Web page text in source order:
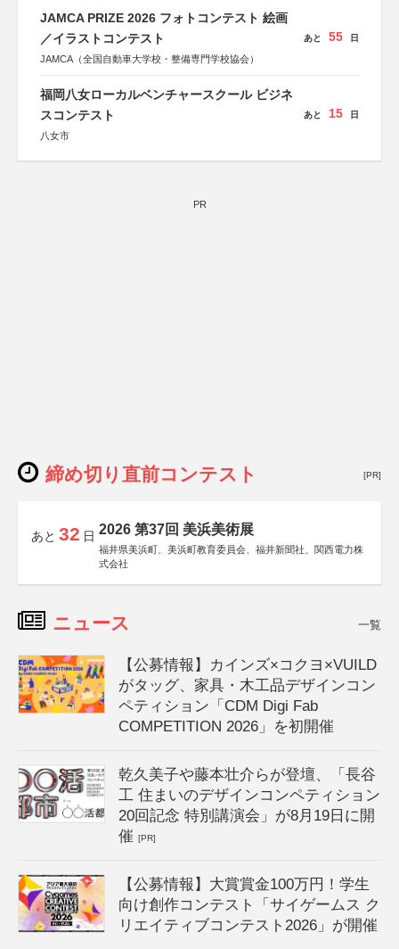
JAMCA PRIZE 2026 フォトコンテスト 絵画
／イラストコンテスト
JAMCA（全国自動車大学校・整備専門学校協会）
あと 55 日
福岡八女ローカルベンチャースクール ビジネ
スコンテスト
八女市
あと 15 日
PR
締め切り直前コンテスト [PR]
あと 32 日 2026 第37回 美浜美術展
福井県美浜町、美浜町教育委員会、福井新聞社、関西電力株
式会社
ニュース 一覧
【公募情報】カインズ×コクヨ×VUILD
がタッグ、家具・木工品デザインコン
ペティション「CDM Digi Fab
COMPETITION 2026」を初開催
乾久美子や藤本壮介らが登壇、「長谷
工 住まいのデザインコンペティション
20回記念 特別講演会」が8月19日に開
催[PR]
【公募情報】大賞賞金100万円！学生
向け創作コンテスト「サイゲームス ク
リエイティブコンテスト2026」が開催